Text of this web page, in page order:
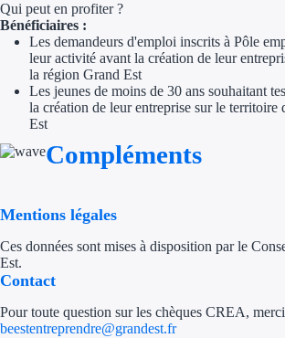
Qui peut en profiter ?
Bénéficiaires :
Les demandeurs d'emploi inscrits à Pôle
leur activité avant la création de leur
la région Grand Est
Les jeunes de moins de 30 ans souhaitant
la création de leur entreprise sur le territoire
Est
Compléments
Mentions légales
Ces données sont mises à disposition par le
Est.
Contact
Pour toute question sur les chèques CREA,
beestentreprendre@grandest.fr